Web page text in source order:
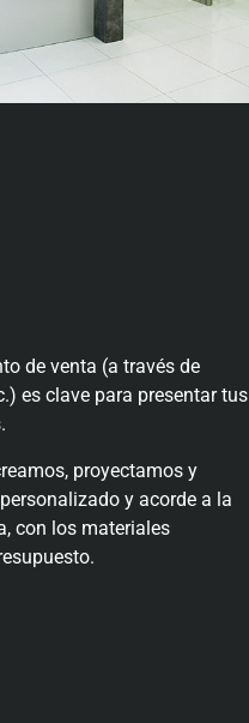
de venta (a través de
es clave para presentar tus
proyectamos y
y acorde a la
con los materiales